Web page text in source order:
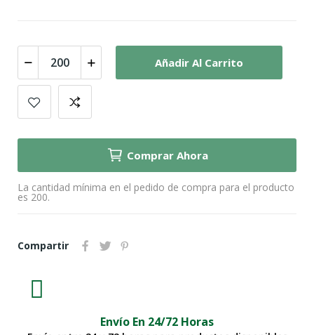
Añadir Al Carrito
Comprar Ahora
La cantidad mínima en el pedido de compra para el producto
es 200.
Compartir
Envío En 24/72 Horas